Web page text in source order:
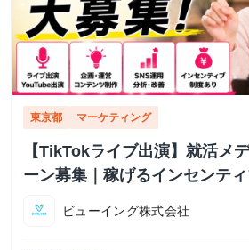
東京都 マーケティング
【TikTokライブ出演】就活メ
ーン募集｜稼げるインセンテ
ビューイング株式会社